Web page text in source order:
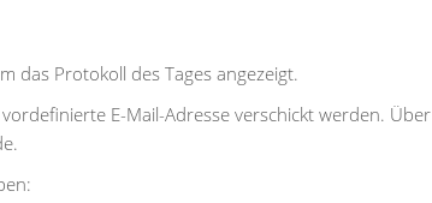
das Protokoll des Tages angezeigt.
E-Mail-Adresse verschickt werden. Über